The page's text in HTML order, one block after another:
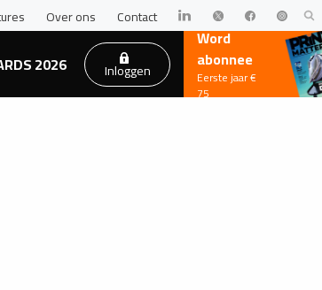
Over ons Contact
2026 Inloggen
Word
abonnee
Eerste jaar €
75